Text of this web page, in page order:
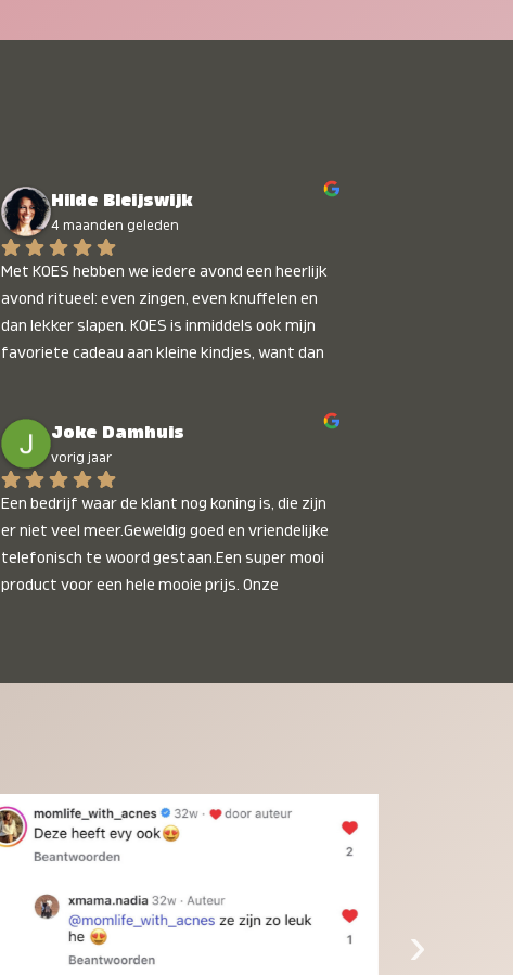
Hilde Bleijswijk
4 maanden geleden
Met KOES hebben we iedere avond een heerlijk
avond ritueel: even zingen, even knuffelen en
dan lekker slapen. KOES is inmiddels ook mijn
favoriete cadeau aan kleine kindjes, want dan
onbetaalbaar :)
Joke Damhuis
vorig jaar
Een bedrijf waar de klant nog koning is, die zijn
er niet veel meer.Geweldig goed en vriendelijke
telefonisch te woord gestaan.Een super mooi
product voor een hele mooie prijs. Onze
›